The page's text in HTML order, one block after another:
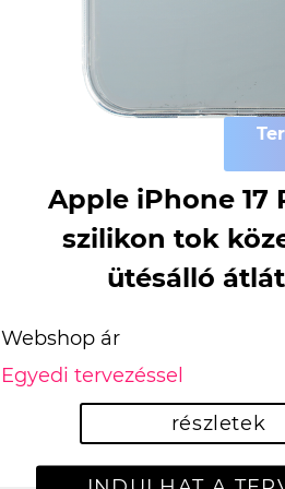
Apple iPhone 17
szilikon tok
ütésálló
Webshop ár
Egyedi tervezéssel
részletek